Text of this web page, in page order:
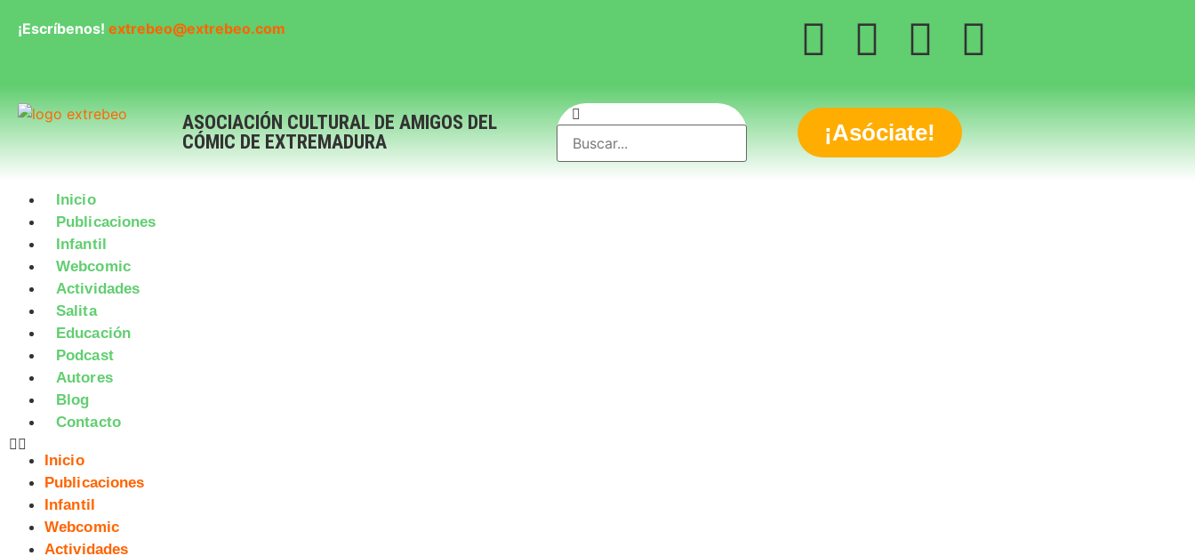
¡Escríbenos! extrebeo@extrebeo.com
ASOCIACIÓN CULTURAL DE AMIGOS DEL
CÓMIC DE EXTREMADURA
¡Asóciate!
Inicio
Publicaciones
Infantil
Webcomic
Actividades
Salita
Educación
Podcast
Autores
Blog
Contacto
Inicio
Publicaciones
Infantil
Webcomic
Actividades